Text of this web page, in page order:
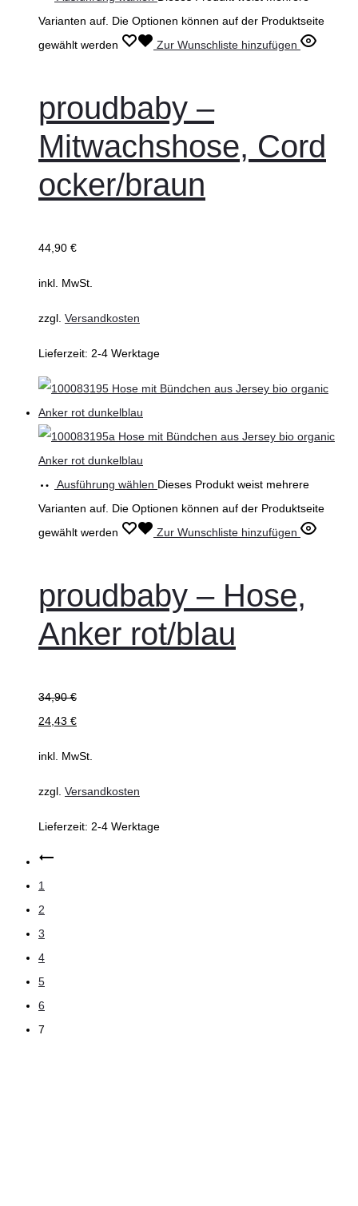
Varianten auf. Die Optionen können auf der Produktseite
gewählt werden
Zur Wunschliste hinzufügen
proudbaby –
Mitwachshose, Cord
ocker/braun
44,90 €
inkl. MwSt.
zzgl. Versandkosten
Lieferzeit: 2-4 Werktage
Ausführung wählen Dieses Produkt weist mehrere
Varianten auf. Die Optionen können auf der Produktseite
gewählt werden
Zur Wunschliste hinzufügen
proudbaby – Hose,
Anker rot/blau
34,90€
24,43 €
inkl. MwSt.
zzgl. Versandkosten
Lieferzeit: 2-4 Werktage
1
2
3
4
5
6
7